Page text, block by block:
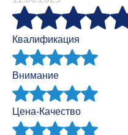
Квалификация
Внимание
Цена-Качество